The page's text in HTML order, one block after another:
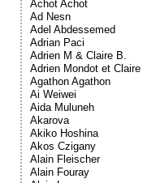
Achot Achot
Ad Nesn
Adel Abdessemed
Adrian Paci
Adrien M & Claire B.
Adrien Mondot et
Agathon Agathon
Ai Weiwei
Aida Muluneh
Akarova
Akiko Hoshina
Akos Czigany
Alain Fleischer
Alain Fouray